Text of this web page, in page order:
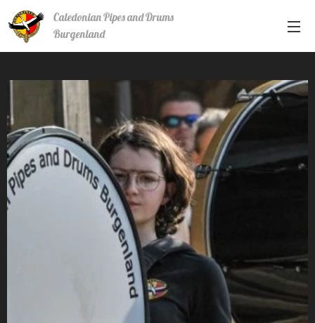
Caledonian Pipes and Drums
Burgenland